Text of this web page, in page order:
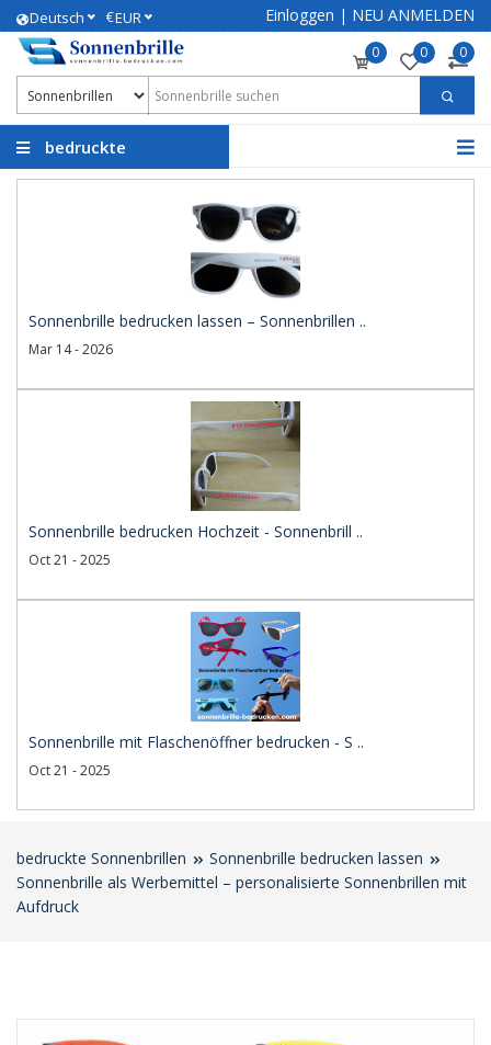
Deutsch €EUR Einloggen | NEU ANMELDEN
0 0 0
bedruckte
Sonnenbrille bedrucken lassen – Sonnenbrillen ..
Mar 14 - 2026
Sonnenbrille bedrucken Hochzeit - Sonnenbrill ..
Oct 21 - 2025
Sonnenbrille mit Flaschenöffner bedrucken - S ..
Oct 21 - 2025
bedruckte Sonnenbrillen
Sonnenbrille bedrucken lassen
Sonnenbrille als Werbemittel – personalisierte Sonnenbrillen mit
Aufdruck